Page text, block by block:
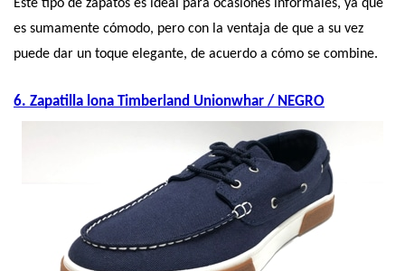
Este tipo de zapatos es ideal para ocasiones informales, ya que
es sumamente cómodo, pero con la ventaja de que a su vez
puede dar un toque elegante, de acuerdo a cómo se combine.
6. Zapatilla lona Timberland Unionwhar / NEGRO